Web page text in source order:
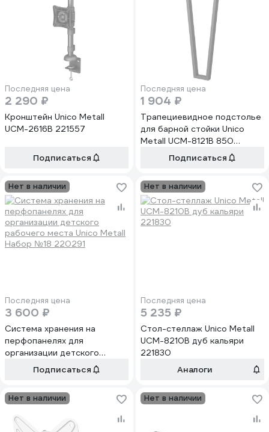
Последняя цена
2 290 ₽
Кронштейн Unico Metall
UCM-2616B 221557
Подписаться
Последняя цена
1 904 ₽
Трапециевидное подстолье
для барной стойки Unico
Metall UCM-8121B 850
221328Подписаться
Нет в наличии
Последняя цена
3 600 ₽
Система хранения на
перфопанелях для
организации детского
рабочего места Unico Metall
Набор №18 220291
Подписаться
Нет в наличии
Последняя цена
5 235 ₽
Стол-стеллаж Unico Metall
UCM-8210B дуб кальяри
221830
Аналоги
Нет в наличии Нет в наличии